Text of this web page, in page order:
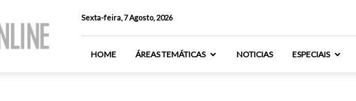
Sexta-feira, 7 Agosto, 2026
HOME ÁREAS TEMÁTICAS NOTICIAS ESPECIAIS